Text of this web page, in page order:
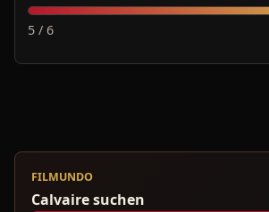
5 / 6
FILMUNDO
Calvaire suchen